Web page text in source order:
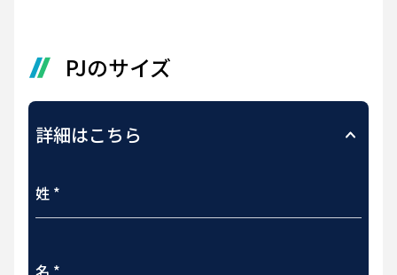
PJのサイズ
詳細はこちら